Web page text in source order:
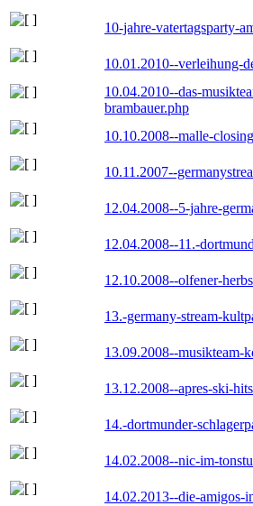
10-jahre-vatertagsparty-
10.01.2010--verleihung-
10.04.2010--das-
brambauer.php
10.10.2008--malle-
10.11.2007--
12.04.2008--5-jahre-
12.04.2008--11.-
12.10.2008--olfener-
13.-germany-stream-
13.09.2008--musikteam-
13.12.2008--apres-ski-
14.-dortmunder-
14.02.2008--nic-im-
14.02.2013--die-amigos-